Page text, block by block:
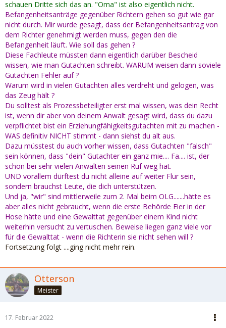
das Sorgerecht sich streitende Eltern ist verkürzt: Welcher
Elternteil ist zukünftig mutmaßlich der für das Kind
geeignetere Elternteil, bei dem es leben soll? Dieser
Beurteilung muss sich jeder Elternteil aussetzen, wenn die
Eltern nicht in der Lage sind, ihre Trennungsproblematik
selbst zu klären. Und grundsätzlich hoffe ich, dass man bei
allen Eltern sieht, dass sie erziehungsfähig sind - ohne dass
Erziehungsunfähigkeit im Raum steht.
Wie gesagt, hätte mir jemand vor 1,5 Jahren das erzählt, was
ich heute weiß.......mittlerweile bin ich in manchen
Bereichen vom Glauben an das dt. Rechtssystem abgefallen.
ich bin sprachlos, fassungslos was sich Jugendamt,
Gutachter alles erlauben dürfen. Und das nur, weil es
keinerlei Kontrollfunktion für diese Instanzen gibt.
Natürlich
gibt es Kontrollinstanzen. Die Prozessbeteiligten und die
Gerichte.
So gesehen, kann ich Misses_Larsson wünschen, dass sie
sich doch einen wirklich guten Anwalt gesucht hat oder
sucht, der sich mit Jugendamt und solchen Dingen
auskennt.Fachanwalt für Familienrecht heißt der Spezialist.
Sie sollte auch wissen, dass ihr Kind, falls es schon 14 Jahre
alt ist, ein Recht auf einen eigenen Anwalt hat !
In der Regel wird in Familienrechtsverfahren ein
sogenannter Verfahrenspfleger berufen, der die Rechte des
Kindes im Verfahren vertritt.
schauen Dritte sich das an. "Oma" ist also eigentlich nicht.
Befangenheitsanträge gegenüber Richtern gehen so gut wie gar
nicht durch. Mir wurde gesagt, dass der Befangenheitsantrag von
dem Richter genehmigt werden muss, gegen den die
Befangenheit läuft. Wie soll das gehen ?
Diese Fachleute müssten dann eigentlich darüber Bescheid
wissen, wie man Gutachten schreibt. WARUM weisen dann soviele
Gutachten Fehler auf ?
Warum wird in vielen Gutachten alles verdreht und gelogen, was
das Zeug hält ?
Du solltest als Prozessbeteiligter erst mal wissen, was dein Recht
ist, wenn dir aber von deinem Anwalt gesagt wird, dass du dazu
verpflichtet bist ein Erziehungfähigkeitsgutachten mit zu machen -
WAS definitiv NICHT stimmt - dann siehst du alt aus.
Dazu müsstest du auch vorher wissen, dass Gutachten "falsch"
sein können, dass "dein" Gutachter ein ganz mie.... Fa.... ist, der
schon bei sehr vielen Anwälten seinen Ruf weg hat.
UND vorallem dürftest du nicht alleine auf weiter Flur sein,
sondern brauchst Leute, die dich unterstützen.
Und ja, "wir" sind mittlerweile zum 2. Mal beim OLG.......hätte es
aber alles nicht gebraucht, wenn die erste Behörde Eier in der
Hose hätte und eine Gewalttat gegenüber einem Kind nicht
weiterhin versucht zu vertuschen. Beweise liegen ganz viele vor
für die Gewalttat - wenn die Richterin sie nicht sehen will ?
Fortsetzung folgt ....ging nicht mehr rein.
Otterson
Meister
17. Februar 2022